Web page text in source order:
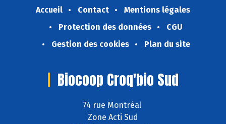
Accueil Contact
Mentions légales
Protection des données
CGU
Gestion des cookies
Plan du site
Biocoop Croq'bio Sud
74 rue Montréal
Zone Acti Sud